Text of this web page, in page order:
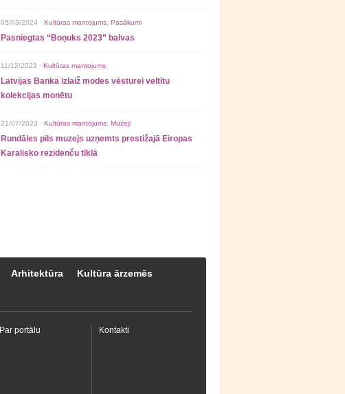
05/03/2024 · Kultūras mantojums Pasākumi
Pasniegtas “Boņuks 2023” balvas
11/12/2023 · Kultūras mantojums
Latvijas Banka izlaiž modes vēsturei veltītu
kolekcijas monētu
21/07/2023 · Kultūras mantojums Muzeji
Rundāles pils muzejs uzņemts prestižajā Eiropas
Karalisko rezidenču tīklā
Arhitektūra Kultūra ārzemēs
Par portālu Kontakti